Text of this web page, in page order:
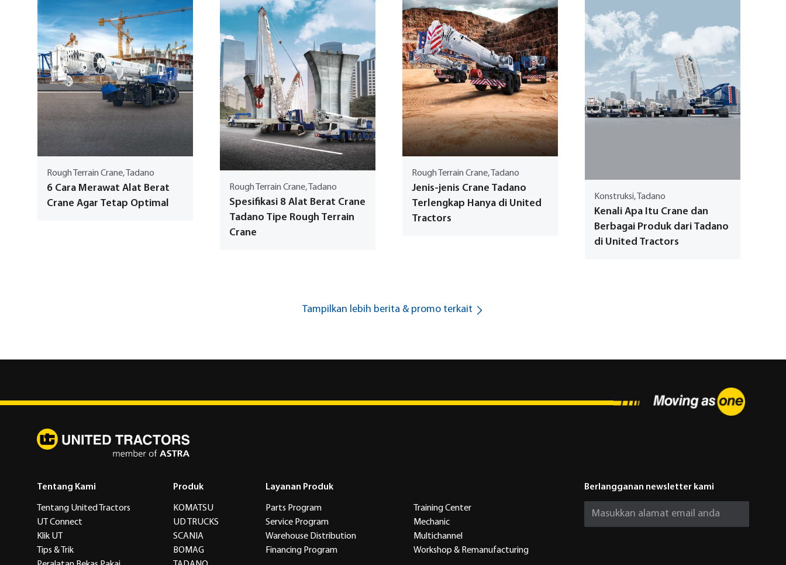
Rough Terrain Crane, Tadano
6 Cara Merawat Alat Berat
Crane Agar Tetap Optimal
Rough Terrain Crane, Tadano
Spesifikasi 8 Alat Berat Crane
Tadano Tipe Rough Terrain
Crane
Rough Terrain Crane, Tadano
Jenis-jenis Crane Tadano
Terlengkap Hanya di United
Tractors
Konstruksi, Tadano
Kenali Apa Itu Crane dan
Berbagai Produk dari Tadano
di United Tractors
Tampilkan lebih berita & promo terkait
Tentang Kami
Tentang United Tractors
UT Connect
Klik UT
Tips & Trik
Produk
KOMATSU
UD TRUCKS
SCANIA
BOMAG
Layanan Produk
Parts Program
Service Program
Warehouse Distribution
Financing Program
Training Center
Mechanic
Multichannel
Workshop & Remanufacturing
Berlangganan newsletter kami